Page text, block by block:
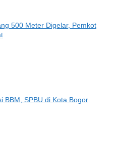
500 Meter Digelar, Pemkot
BBM, SPBU di Kota Bogor